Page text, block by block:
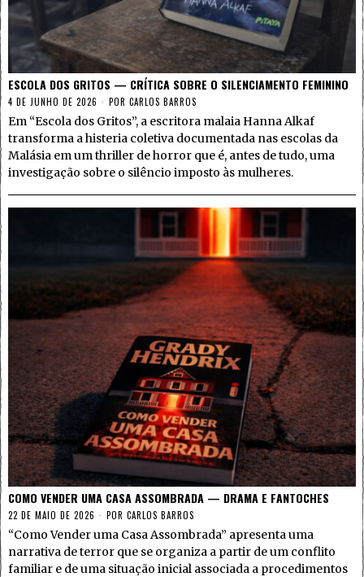
ESCOLA DOS GRITOS — CRÍTICA SOBRE O SILENCIAMENTO FEMININO
4 DE JUNHO DE 2026 POR CARLOS BARROS
Em “Escola dos Gritos”, a escritora malaia Hanna Alkaf
transforma a histeria coletiva documentada nas escolas da
Malásia em um thriller de horror que é, antes de tudo, uma
investigação sobre o silêncio imposto às mulheres.
COMO VENDER UMA CASA ASSOMBRADA — DRAMA E FANTOCHES
22 DE MAIO DE 2026 POR CARLOS BARROS
“Como Vender uma Casa Assombrada” apresenta uma
narrativa de terror que se organiza a partir de um conflito
familiar e de uma situação inicial associada a procedimentos